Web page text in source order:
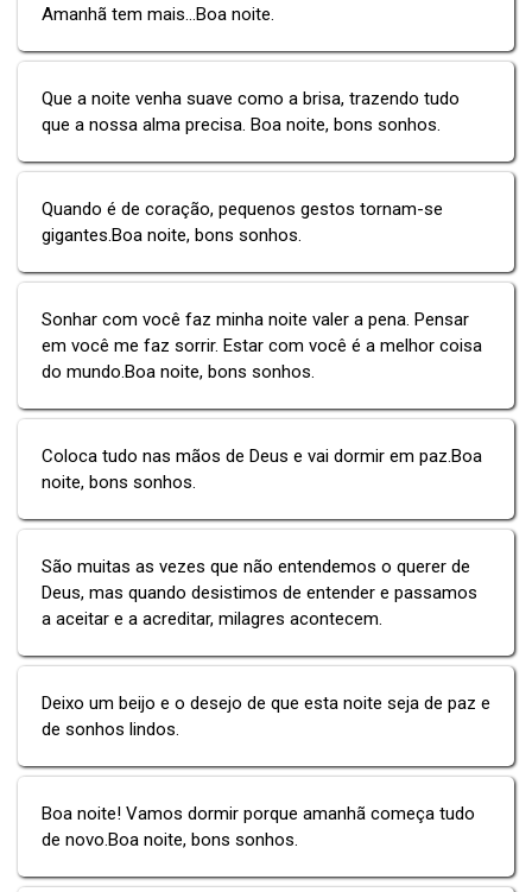
Amanhã tem mais...Boa noite.
Que a noite venha suave como a brisa, trazendo tudo
que a nossa alma precisa. Boa noite, bons sonhos.
Quando é de coração, pequenos gestos tornam-se
gigantes.Boa noite, bons sonhos.
Sonhar com você faz minha noite valer a pena. Pensar
em você me faz sorrir. Estar com você é a melhor coisa
do mundo.Boa noite, bons sonhos.
Coloca tudo nas mãos de Deus e vai dormir em paz.Boa
noite, bons sonhos.
São muitas as vezes que não entendemos o querer de
Deus, mas quando desistimos de entender e passamos
a aceitar e a acreditar, milagres acontecem.
Deixo um beijo e o desejo de que esta noite seja de paz e
de sonhos lindos.
Boa noite! Vamos dormir porque amanhã começa tudo
de novo.Boa noite, bons sonhos.